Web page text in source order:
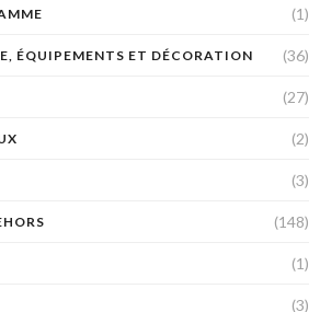
(1)
ÉQUIPEMENTS ET DÉCORATION (36)
(27)
(2)
(3)
(148)
(1)
(3)